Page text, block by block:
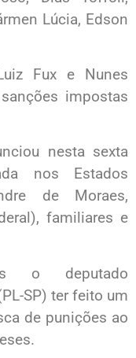
Lúcia, Edson
Fux e Nunes
impostas
nesta sexta
nos Estados
de Moraes,
familiares e
o deputado
SP) ter feito um
de punições ao